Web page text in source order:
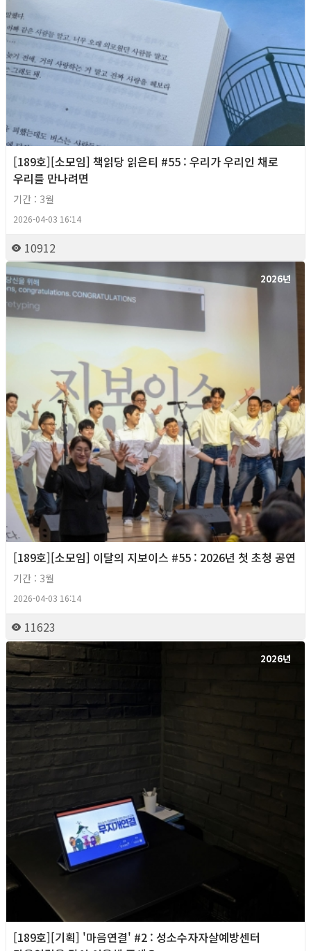
[189호][소모임] 책읽당 읽은티 #55 : 우리가 우리인 채로
우리를 만나려면
기간 : 3월
2026-04-03 16:14
10912
2026년
[189호][소모임] 이달의 지보이스 #55 : 2026년 첫 초청 공연
기간 : 3월
2026-04-03 16:14
11623
2026년
[189호][기획] '마음연결' #2 : 성소수자자살예방센터